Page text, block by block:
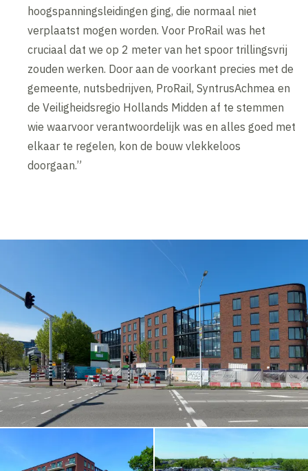
hoogspanningsleidingen ging, die normaal niet
verplaatst mogen worden. Voor ProRail was het
cruciaal dat we op 2 meter van het spoor trillingsvrij
zouden werken. Door aan de voorkant precies met de
gemeente, nutsbedrijven, ProRail, SyntrusAchmea en
de Veiligheidsregio Hollands Midden af te stemmen
wie waarvoor verantwoordelijk was en alles goed met
elkaar te regelen, kon de bouw vlekkeloos
doorgaan.”